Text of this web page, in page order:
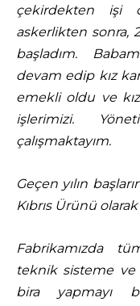
çekirdekten işi
askerlikten sonra,
başladım.
devam edip kız
emekli oldu ve
işlerimizi.
çalışmaktayım.
Geçen yılın
Kıbrıs Ürünü
Fabrikamızda
teknik sisteme ve
bira yapmayı